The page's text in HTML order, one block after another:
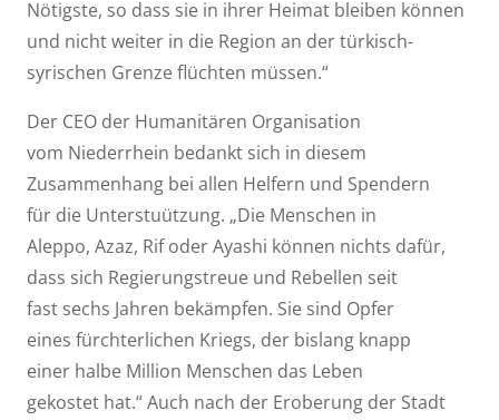
Nötigste, so dass sie in ihrer Heimat bleiben können
und nicht weiter in die Region an der türkisch-
syrischen Grenze flüchten müssen.“
Der CEO der Humanitären Organisation
vom Niederrhein bedankt sich in diesem
Zusammenhang bei allen Helfern und Spendern
für die Unterstuützung. „Die Menschen in
Aleppo, Azaz, Rif oder Ayashi können nichts dafür,
dass sich Regierungstreue und Rebellen seit
fast sechs Jahren bekämpfen. Sie sind Opfer
eines fürchterlichen Kriegs, der bislang knapp
einer halbe Million Menschen das Leben
gekostet hat.“ Auch nach der Eroberung der Stadt